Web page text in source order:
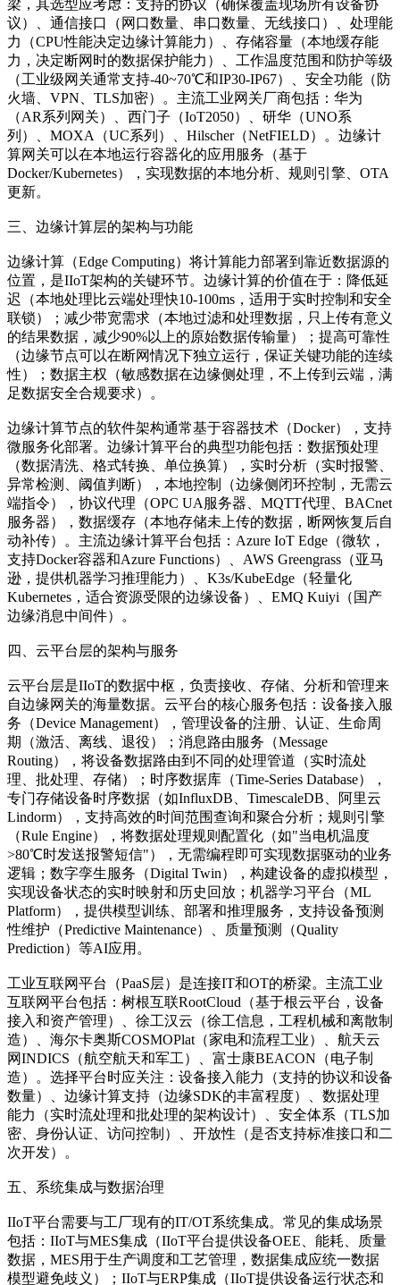
梁，其选型应考虑：支持的协议（确保覆盖现场所有设备协
议）、通信接口（网口数量、串口数量、无线接口）、处理能
力（CPU性能决定边缘计算能力）、存储容量（本地缓存能
力，决定断网时的数据保护能力）、工作温度范围和防护等级
（工业级网关通常支持-40~70℃和IP30-IP67）、安全功能（防
火墙、VPN、TLS加密）。主流工业网关厂商包括：华为
（AR系列网关）、西门子（IoT2050）、研华（UNO系
列）、MOXA（UC系列）、Hilscher（NetFIELD）。边缘计
算网关可以在本地运行容器化的应用服务（基于
Docker/Kubernetes），实现数据的本地分析、规则引擎、OTA
更新。
三、边缘计算层的架构与功能
边缘计算（Edge Computing）将计算能力部署到靠近数据源的
位置，是IIoT架构的关键环节。边缘计算的价值在于：降低延
迟（本地处理比云端处理快10-100ms，适用于实时控制和安全
联锁）；减少带宽需求（本地过滤和处理数据，只上传有意义
的结果数据，减少90%以上的原始数据传输量）；提高可靠性
（边缘节点可以在断网情况下独立运行，保证关键功能的连续
性）；数据主权（敏感数据在边缘侧处理，不上传到云端，满
足数据安全合规要求）。
边缘计算节点的软件架构通常基于容器技术（Docker），支持
微服务化部署。边缘计算平台的典型功能包括：数据预处理
（数据清洗、格式转换、单位换算），实时分析（实时报警、
异常检测、阈值判断），本地控制（边缘侧闭环控制，无需云
端指令），协议代理（OPC UA服务器、MQTT代理、BACnet
服务器），数据缓存（本地存储未上传的数据，断网恢复后自
动补传）。主流边缘计算平台包括：Azure IoT Edge（微软，
支持Docker容器和Azure Functions）、AWS Greengrass（亚马
逊，提供机器学习推理能力）、K3s/KubeEdge（轻量化
Kubernetes，适合资源受限的边缘设备）、EMQ Kuiyi（国产
边缘消息中间件）。
四、云平台层的架构与服务
云平台层是IIoT的数据中枢，负责接收、存储、分析和管理来
自边缘网关的海量数据。云平台的核心服务包括：设备接入服
务（Device Management），管理设备的注册、认证、生命周
期（激活、离线、退役）；消息路由服务（Message
Routing），将设备数据路由到不同的处理管道（实时流处
理、批处理、存储）；时序数据库（Time-Series Database），
专门存储设备时序数据（如InfluxDB、TimescaleDB、阿里云
Lindorm），支持高效的时间范围查询和聚合分析；规则引擎
（Rule Engine），将数据处理规则配置化（如"当电机温度
>80℃时发送报警短信"），无需编程即可实现数据驱动的业务
逻辑；数字孪生服务（Digital Twin），构建设备的虚拟模型，
实现设备状态的实时映射和历史回放；机器学习平台（ML
Platform），提供模型训练、部署和推理服务，支持设备预测
性维护（Predictive Maintenance）、质量预测（Quality
Prediction）等AI应用。
工业互联网平台（PaaS层）是连接IT和OT的桥梁。主流工业
互联网平台包括：树根互联RootCloud（基于根云平台，设备
接入和资产管理）、徐工汉云（徐工信息，工程机械和离散制
造）、海尔卡奥斯COSMOPlat（家电和流程工业）、航天云
网INDICS（航空航天和军工）、富士康BEACON（电子制
造）。选择平台时应关注：设备接入能力（支持的协议和设备
数量）、边缘计算支持（边缘SDK的丰富程度）、数据处理
能力（实时流处理和批处理的架构设计）、安全体系（TLS加
密、身份认证、访问控制）、开放性（是否支持标准接口和二
次开发）。
五、系统集成与数据治理
IIoT平台需要与工厂现有的IT/OT系统集成。常见的集成场景
包括：IIoT与MES集成（IIoT平台提供设备OEE、能耗、质量
数据，MES用于生产调度和工艺管理，数据集成应统一数据
模型避免歧义）；IIoT与ERP集成（IIoT提供设备运行状态和